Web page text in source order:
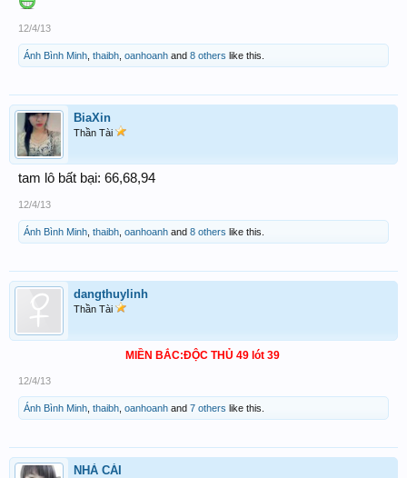
12/4/13
Ánh Bình Minh thaibh oanhoanh and 8 others like this.
BiaXin
Thần Tài
tam lô bất bại: 66,68,94
12/4/13
Ánh Bình Minh thaibh oanhoanh and 8 others like this.
dangthuylinh
Thần Tài
MIỀN BẮC:ĐỘC THỦ 49 lót 39
12/4/13
Ánh Bình Minh thaibh oanhoanh and 7 others like this.
NHÀ CÁI